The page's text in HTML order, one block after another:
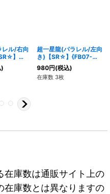
レル/右向
】
超一星龍(パラレル/左向
き)【SR☆】{FB07-
035}
980円(税込)
在庫数 3枚
在庫数は通販サイト上の
在庫数とは異なりますの